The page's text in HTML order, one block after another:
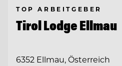
TOP ARBEITGEBER
Tirol Lodge Ellmau
6352 Ellmau, Österreich